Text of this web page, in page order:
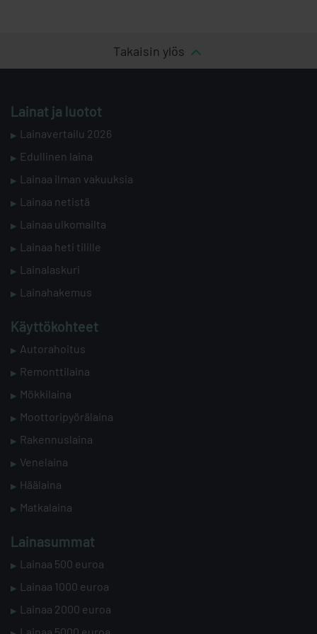
Takaisin ylös
Lainat ja luotot
Lainavertailu 2026
Edullinen laina
Lainaa ilman vakuuksia
Lainaa netistä
Lainaa ulkomailta
Lainaa heti tilille
Lainalaskuri
Lainahakemus
Käyttökohteet
Autorahoitus
Remonttilaina
Mökkilaina
Moottoripyörälaina
Rakennuslaina
Venelaina
Häälaina
Matkalaina
Lainasummat
Lainaa 500 euroa
Lainaa 1000 euroa
Lainaa 2000 euroa